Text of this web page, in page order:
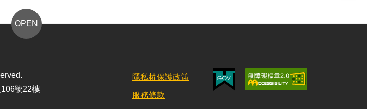
OPEN
號22樓
隱私權保護政策
服務條款